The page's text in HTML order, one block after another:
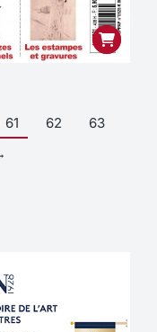
61 62
63